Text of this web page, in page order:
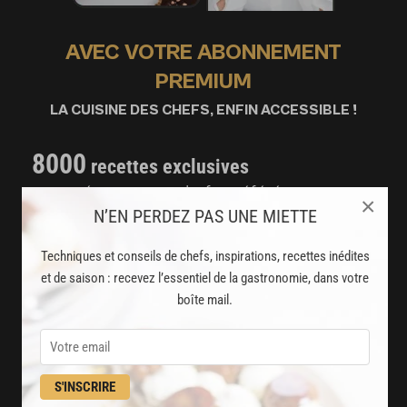
N’EN PERDEZ PAS UNE MIETTE
Techniques et conseils de chefs, inspirations, recettes inédites
et de saison : recevez l’essentiel de la gastronomie, dans votre
boîte mail.
S'INSCRIRE
×
AVEC VOTRE ABONNEMENT
PREMIUM
LA CUISINE DES CHEFS, ENFIN ACCESSIBLE !
8000 recettes exclusives
partagées par vos chefs préférés
et techniques de cuisine et pâtisserie
Des nouveautés
disponibles chaque semaine
Stop pub
un service garanti sans publicité